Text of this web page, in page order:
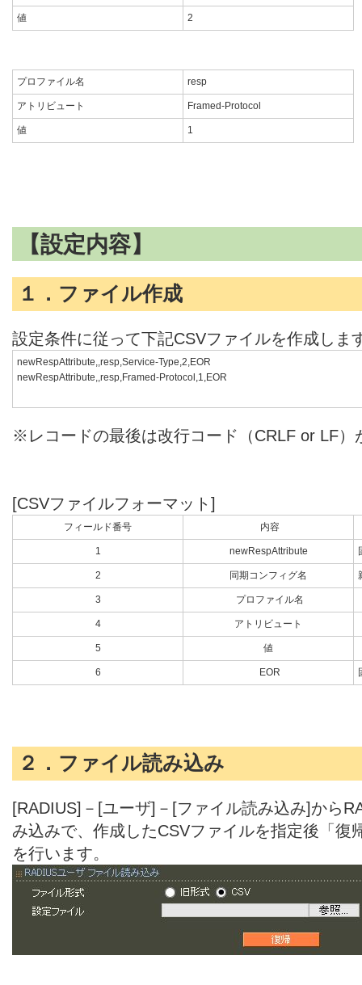
値 2
プロファイル名 resp
アトリビュート Framed-Protocol
値 1
【設定内容】
１．ファイル作成
設定条件に従って下記CSVファイルを作成しま
newRespAttribute,,resp,Service-Type,2,EOR
newRespAttribute,,resp,Framed-Protocol,1,EOR
※レコードの最後は改行コード（CRLF or LF）
[CSVファイルフォーマット]
フィールド番号 内容
1 newRespAttribute
2 同期コンフィグ名
3 プロファイル名
4 アトリビュート
5 値
6 EOR
２．ファイル読み込み
[RADIUS]－[ユーザ]－[ファイル読み込み]から
み込みで、作成したCSVファイルを指定後「復
を行います。